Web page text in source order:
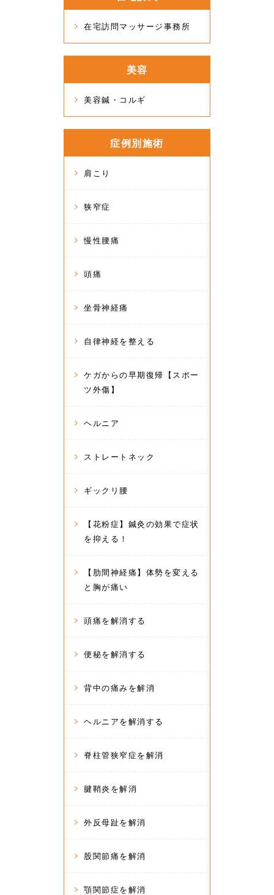
在宅訪問マッサージ事務所
美容
美容鍼・コルギ
症例別施術
肩こり
狭窄症
慢性腰痛
頭痛
坐骨神経痛
自律神経を整える
ケガからの早期復帰【スポー
ツ外傷】
ヘルニア
ストレートネック
ギックリ腰
【花粉症】鍼灸の効果で症状
を抑える！
【肋間神経痛】体勢を変える
と胸が痛い
頭痛を解消する
便秘を解消する
背中の痛みを解消
ヘルニアを解消する
脊柱管狭窄症を解消
腱鞘炎を解消
外反母趾を解消
股関節痛を解消
顎関節症を解消